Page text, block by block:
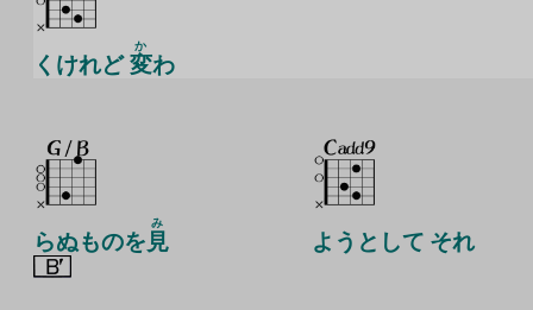
くけれど変
か
わ
らぬものを 見
み
ようとして それ